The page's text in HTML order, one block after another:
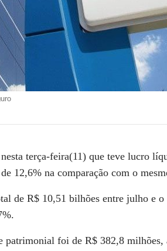
terça-feira(11) que teve lucro
12,6% na comparação com o
de R$ 10,51 bilhões entre julho e
.
patrimonial foi de R$ 382,8 milhões,